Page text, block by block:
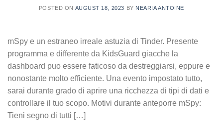
POSTED ON AUGUST 18, 2023 BY NEARIA ANTOINE
mSpy e un estraneo irreale astuzia di Tinder. Presente
programma e differente da KidsGuard giacche la
dashboard puo essere faticoso da destreggiarsi, eppure e
nonostante molto efficiente. Una evento impostato tutto,
sarai durante grado di aprire una ricchezza di tipi di dati e
controllare il tuo scopo. Motivi durante anteporre mSpy:
Tieni segno di tutti […]